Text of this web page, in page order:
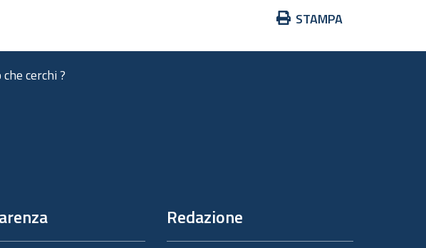
Azioni
documento
STAMPA
cerchi ?
Redazione